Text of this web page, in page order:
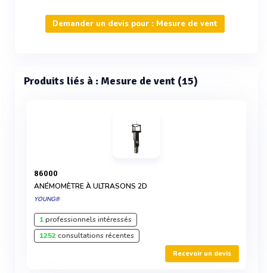
Demander un devis pour : Mesure de vent
Produits liés à : Mesure de vent (15)
86000
ANÉMOMÈTRE À ULTRASONS 2D
YOUNG®
1professionnels intéressés
1252consultations récentes
Recevoir un devis